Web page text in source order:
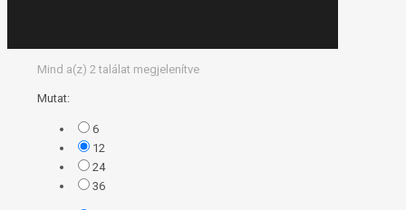
Mind a(z) 2 találat megjelenítve
Mutat:
6
12
24
36